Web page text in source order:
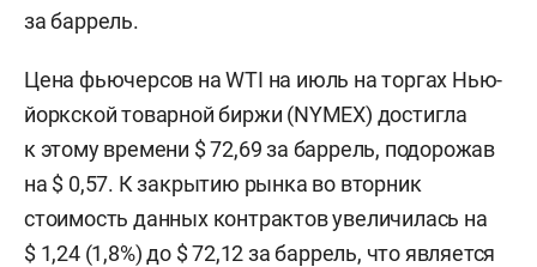
за баррель.
Цена фьючерсов на WTI на июль на торгах Нью-
йоркской товарной биржи (NYMEX) достигла
к этому времени $ 72,69 за баррель, подорожав
на $ 0,57. К закрытию рынка во вторник
стоимость данных контрактов увеличилась на
$ 1,24 (1,8%) до $ 72,12 за баррель, что является